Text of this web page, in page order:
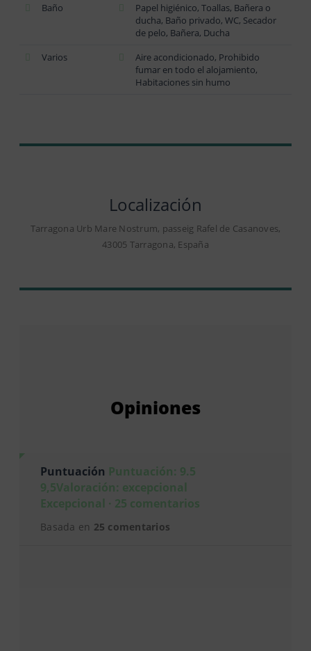
Baño
Papel higiénico, Toallas, Bañera o
ducha, Baño privado, WC, Secador
de pelo, Bañera, Ducha
Varios
Aire acondicionado, Prohibido
fumar en todo el alojamiento,
Habitaciones sin humo
Localización
Tarragona Urb Mare Nostrum, passeig Rafel de Casanoves,
43005 Tarragona, España
Opiniones
Puntuación Puntuación: 9.5
9,5Valoración: excepcional
Excepcional · 25 comentarios
Basada en 25 comentarios